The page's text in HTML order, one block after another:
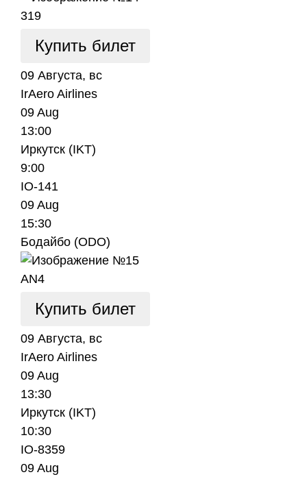
319
Купить билет
09 Августа, вс
IrAero Airlines
09 Aug
13:00
Иркутск (IKT)
9:00
IO-141
09 Aug
15:30
Бодайбо (ODO)
AN4
Купить билет
09 Августа, вс
IrAero Airlines
09 Aug
13:30
Иркутск (IKT)
10:30
IO-8359
09 Aug